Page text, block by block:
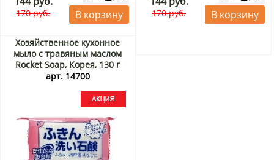
170 руб. В корзину 170 руб. В корзину
Хозяйственное кухонное
мыло с травяным маслом
Rocket Soap, Корея, 130 г
Акция
арт. 14700